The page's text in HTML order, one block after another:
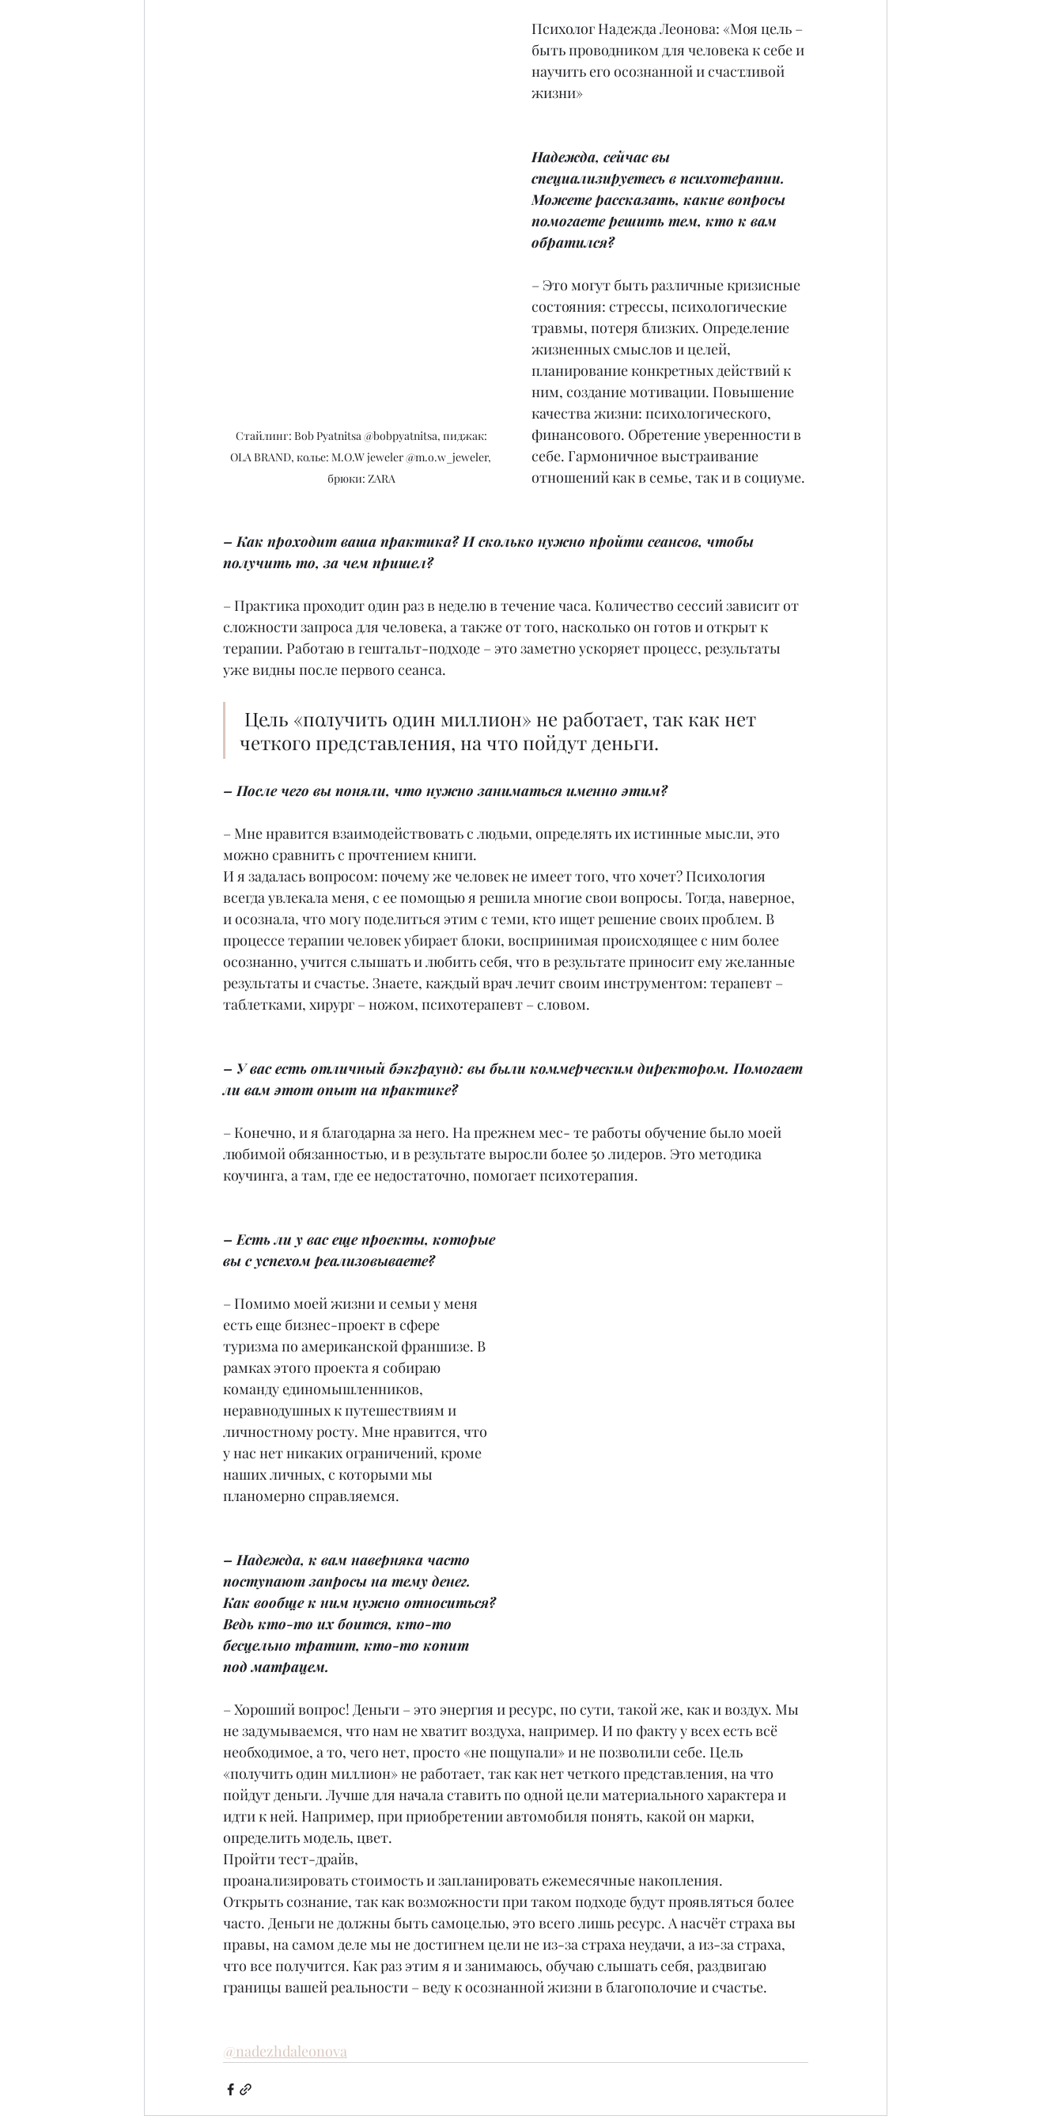
OLA BRAND, колье: M.O.W jeweler @m.o.w_jeweler,
брюки: ZARA
Психолог Надежда Леонова: «Моя цель –
быть проводником для человека к себе и
научить его осознанной и счастливой
жизни»
Надежда, сейчас вы
специализируетесь в психотерапии.
Можете рассказать, какие вопросы
помогаете решить тем, кто к вам
обратился?
– Это могут быть различные кризисные
состояния: стрессы, психологические
травмы, потеря близких. Определение
жизненных смыслов и целей,
планирование конкретных действий к
ним, создание мотивации. Повышение
качества жизни: психологического,
финансового. Обретение уверенности в
себе. Гармоничное выстраивание
отношений как в семье, так и в социуме.
– Как проходит ваша практика? И сколько нужно пройти сеансов, чтобы
получить то, за чем пришел?
– Практика проходит один раз в неделю в течение часа. Количество сессий зависит от
сложности запроса для человека, а также от того, насколько он готов и открыт к
терапии. Работаю в гештальт-подходе – это заметно ускоряет процесс, результаты
уже видны после первого сеанса.
четкого представления, на что пойдут деньги.
– После чего вы поняли, что нужно заниматься именно этим?
– Мне нравится взаимодействовать с людьми, определять их истинные мысли, это
можно сравнить с прочтением книги.
И я задалась вопросом: почему же человек не имеет того, что хочет? Психология
всегда увлекала меня, с ее помощью я решила многие свои вопросы. Тогда, наверное,
и осознала, что могу поделиться этим с теми, кто ищет решение своих проблем. В
процессе терапии человек убирает блоки, воспринимая происходящее с ним более
осознанно, учится слышать и любить себя, что в результате приносит ему желанные
результаты и счастье. Знаете, каждый врач лечит своим инструментом: терапевт –
таблетками, хирург – ножом, психотерапевт – словом.
– У вас есть отличный бэкграунд: вы были коммерческим директором. Помогает
ли вам этот опыт на практике?
– Конечно, и я благодарна за него. На прежнем мес- те работы обучение было моей
любимой обязанностью, и в результате выросли более 50 лидеров. Это методика
коучинга, а там, где ее недостаточно, помогает психотерапия.
– Есть ли у вас еще проекты, которые
вы с успехом реализовываете?
– Помимо моей жизни и семьи у меня
есть еще бизнес-проект в сфере
туризма по американской франшизе. В
рамках этого проекта я собираю
команду единомышленников,
неравнодушных к путешествиям и
личностному росту. Мне нравится, что
у нас нет никаких ограничений, кроме
наших личных, с которыми мы
планомерно справляемся.
– Надежда, к вам наверняка часто
поступают запросы на тему денег.
Как вообще к ним нужно относиться?
Ведь кто-то их боится, кто-то
бесцельно тратит, кто-то копит
под матрацем.
– Хороший вопрос! Деньги – это энергия и ресурс, по сути, такой же, как и воздух. Мы
не задумываемся, что нам не хватит воздуха, например. И по факту у всех есть всё
необходимое, а то, чего нет, просто «не пощупали» и не позволили себе. Цель
«получить один миллион» не работает, так как нет четкого представления, на что
пойдут деньги. Лучше для начала ставить по одной цели материального характера и
идти к ней. Например, при приобретении автомобиля понять, какой он марки,
определить модель, цвет.
Пройти тест-драйв,
проанализировать стоимость и запланировать ежемесячные накопления.
Открыть сознание, так как возможности при таком подходе будут проявляться более
часто. Деньги не должны быть самоцелью, это всего лишь ресурс. А насчёт страха вы
правы, на самом деле мы не достигнем цели не из-за страха неудачи, а из-за страха,
что все получится. Как раз этим я и занимаюсь, обучаю слышать себя, раздвигаю
границы вашей реальности – веду к осознанной жизни в благополочие и счастье.
@nadezhdaleonova